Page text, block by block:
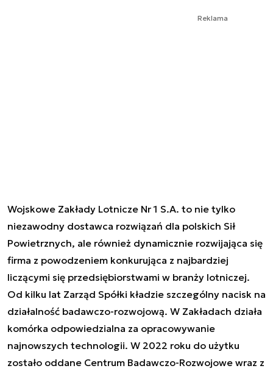
Reklama
Wojskowe Zakłady Lotnicze Nr 1 S.A. to nie tylko
niezawodny dostawca rozwiązań dla polskich Sił
Powietrznych, ale również dynamicznie rozwijająca się
firma z powodzeniem konkurująca z najbardziej
liczącymi się przedsiębiorstwami w branży lotniczej.
Od kilku lat Zarząd Spółki kładzie szczególny nacisk na
działalność badawczo-rozwojową. W Zakładach działa
komórka odpowiedzialna za opracowywanie
najnowszych technologii. W 2022 roku do użytku
zostało oddane Centrum Badawczo-Rozwojowe wraz z